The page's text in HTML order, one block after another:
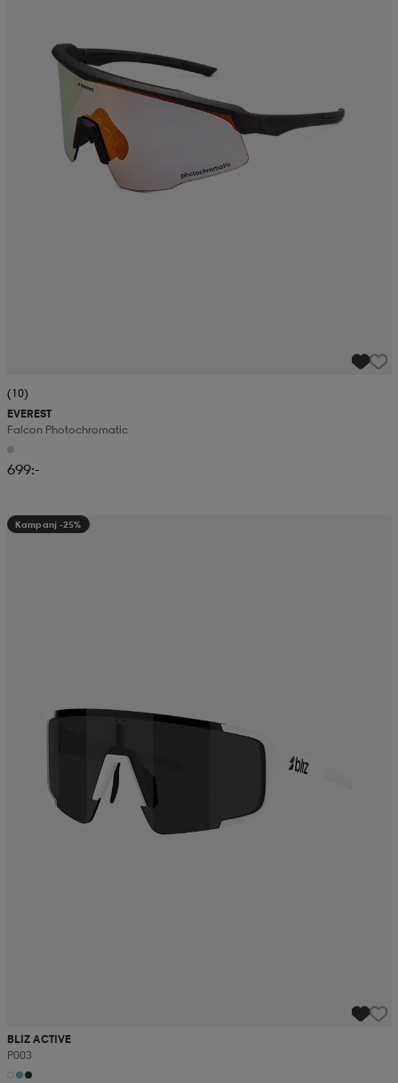
(10)
EVEREST
Falcon Photochromatic
699:-
Kampanj -25%
BLIZ ACTIVE
P003